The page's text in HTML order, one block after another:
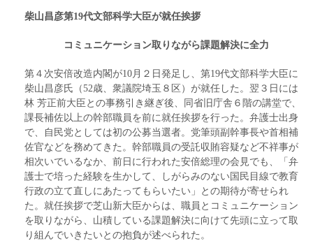
柴山昌彦第19代文部科学大臣が就任挨拶
コミュニケーション取りながら課題解決に全力
第４次安倍改造内閣が10月２日発足し、第19代文部科学大臣に
柴山昌彦氏（52歳、衆議院埼玉８区）が就任した。翌３日には
林 芳正前大臣との事務引き継ぎ後、同省旧庁舎６階の講堂で、
課長補佐以上の幹部職員を前に就任挨拶を行った。弁護士出身
で、自民党としては初の公募当選者。党筆頭副幹事長や首相補
佐官などを務めてきた。幹部職員の受託収賄容疑など不祥事が
相次いでいるなか、前日に行われた安倍総理の会見でも、「弁
護士で培った経験を生かして、しがらみのない国民目線で教育
行政の立て直しにあたってもらいたい」との期待が寄せられ
た。就任挨拶で芝山新大臣からは、職員とコミュニケーション
を取りながら、山積している課題解決に向けて先頭に立って取
り組んでいきたいとの抱負が述べられた。